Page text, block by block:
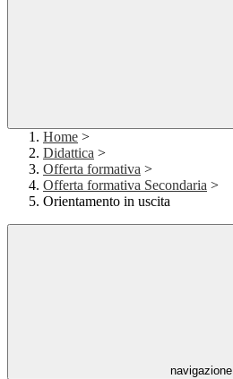
Home >
Didattica >
Offerta formativa >
Offerta formativa Secondaria >
Orientamento in uscita
navigazione